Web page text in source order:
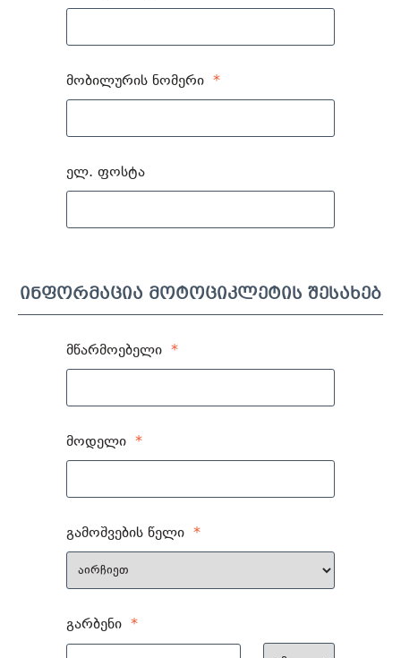
მობილურის ნომერი *
ელ. ფოსტა
ინფორმაცია მოტოციკლეტის შესახებ
მწარმოებელი *
მოდელი *
გამოშვების წელი *
გარბენი *